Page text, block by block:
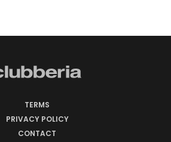
TERMS
PRIVACY POLICY
CONTACT